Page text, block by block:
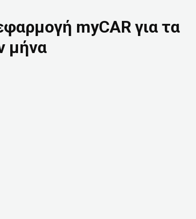
myCAR για τα
μήνα